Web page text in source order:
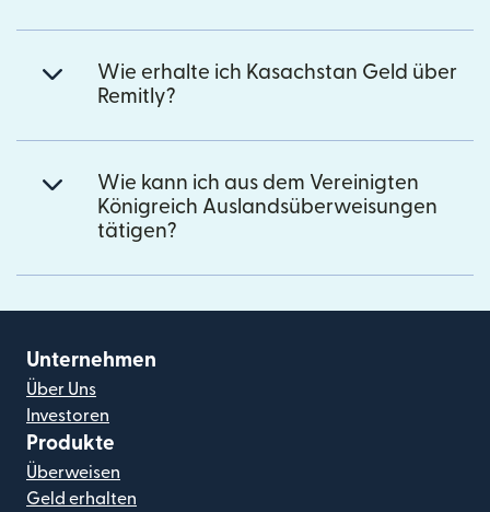
Wie erhalte ich Kasachstan Geld über
Remitly?
Wie kann ich aus dem Vereinigten
Königreich Auslandsüberweisungen
tätigen?
Unternehmen
Über Uns
Investoren
Produkte
Überweisen
Geld erhalten